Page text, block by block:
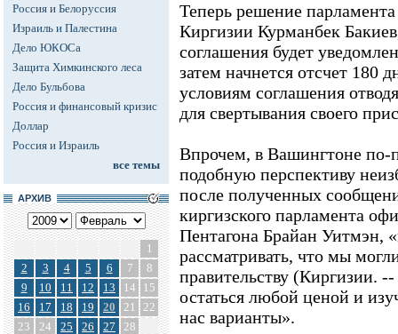
Россия и Белоруссия
Израиль и Палестина
Дело ЮКОСа
Защита Химкинского леса
Дело Бульбова
Россия и финансовый кризис
Доллар
Россия и Израиль
все темы
АРХИВ
1
2
3 4 5 6 7
8
9
10 11 12 13 14
15
16
17 18 19 20 21
22
23
24 25 26 27 28
Теперь решение
Киргизии Курманбек
соглашения будет
затем начнется отсчет 180
условиям соглашения
для свертывания своего
Впрочем, в Вашингтоне по-
подобную перспективу
после полученных
киргизского парламента
Пентагона Брайан Уитмэн,
рассматривать, что мы
правительству (Киргизии. --
остаться любой ценой и
нас варианты».